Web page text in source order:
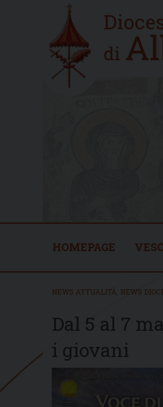
Home
new
HOMEPAGE
NEWS ATTUALITÀ NEWS
Dal 5 al 7
i giovani